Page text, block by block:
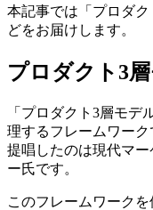
本記事では「プロダ
どをお届けします。
プロダクト3
「プロダクト3層モデ
理するフレームワーク
提唱したのは現代マ
ー氏です。
このフレームワーク